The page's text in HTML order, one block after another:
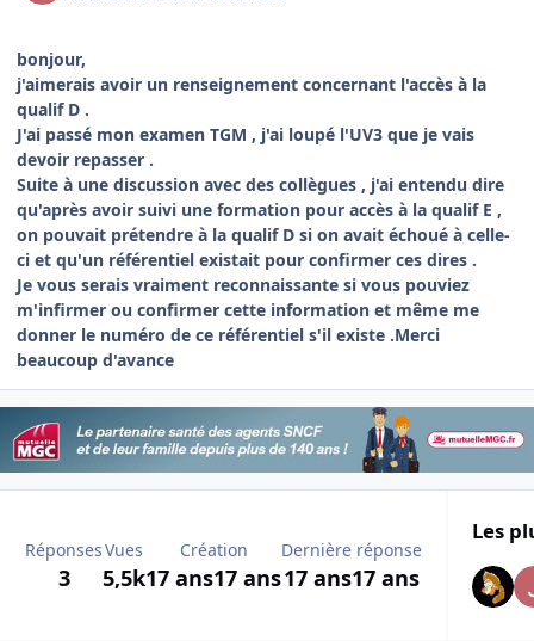
bonjour,
j'aimerais avoir un renseignement concernant l'accès à la
qualif D .
J'ai passé mon examen TGM , j'ai loupé l'UV3 que je vais
devoir repasser .
Suite à une discussion avec des collègues , j'ai entendu dire
qu'après avoir suivi une formation pour accès à la qualif E ,
on pouvait prétendre à la qualif D si on avait échoué à celle-
ci et qu'un référentiel existait pour confirmer ces dires .
Je vous serais vraiment reconnaissante si vous pouviez
m'infirmer ou confirmer cette information et même me
donner le numéro de ce référentiel s'il existe .Merci
beaucoup d'avance
Réponses
3
Vues
5,5k
Création
17 ans17 ans
Dernière réponse
17 ans17 ans
Les